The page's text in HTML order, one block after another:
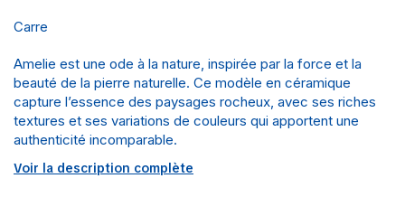
Carre
Amelie est une ode à la nature, inspirée par la force et la
beauté de la pierre naturelle. Ce modèle en céramique
capture l’essence des paysages rocheux, avec ses riches
textures et ses variations de couleurs qui apportent une
authenticité incomparable.
Voir la description complète